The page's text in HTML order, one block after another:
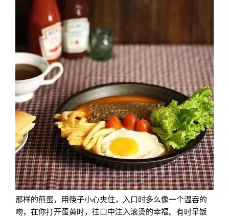
那样的煎蛋，用筷子小心夹住，入口时多么像一个温吞的
吻，在你打开蛋黄时，往口中注入滚烫的幸福。有时早饭